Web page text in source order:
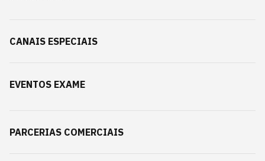
CANAIS ESPECIAIS
EVENTOS EXAME
PARCERIAS COMERCIAIS